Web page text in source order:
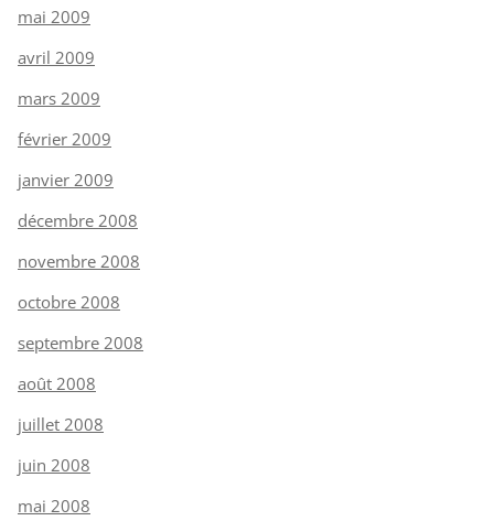
mai 2009
avril 2009
mars 2009
février 2009
janvier 2009
décembre 2008
novembre 2008
octobre 2008
septembre 2008
août 2008
juillet 2008
juin 2008
mai 2008